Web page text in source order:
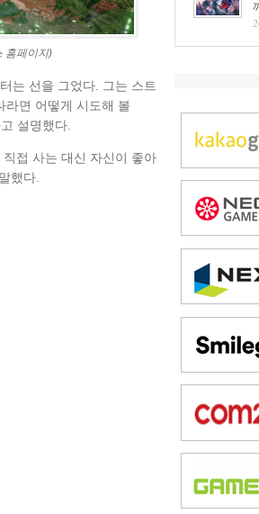
홈페이지)
는 선을 그었다. 그는 스트
라면 어떻게 시도해 볼
설명했다.
접 사는 대신 자신이 좋아
했다.